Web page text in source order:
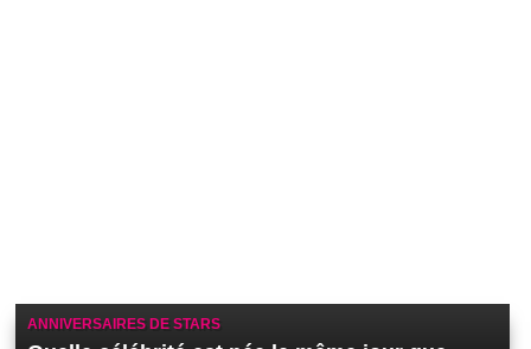
ANNIVERSAIRES DE STARS